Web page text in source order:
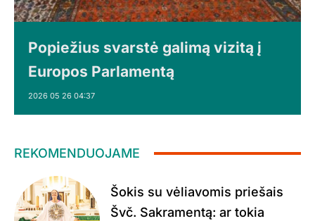
Popiežius svarstė galimą vizitą į
Europos Parlamentą
2026 05 26 04:37
REKOMENDUOJAME
Šokis su vėliavomis priešais
Švč. Sakramentą: ar tokia